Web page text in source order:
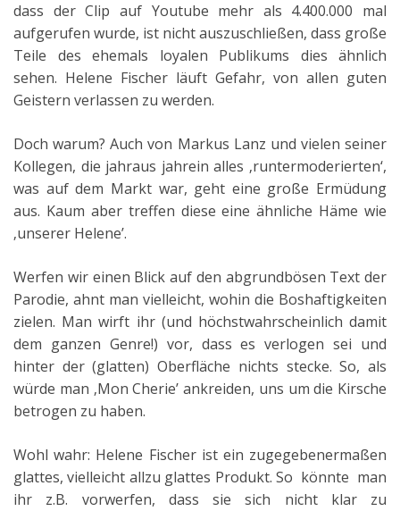
dass der Clip auf Youtube mehr als 4.400.000 mal
aufgerufen wurde, ist nicht auszuschließen, dass große
Teile des ehemals loyalen Publikums dies ähnlich
sehen. Helene Fischer läuft Gefahr, von allen guten
Geistern verlassen zu werden.
Doch warum? Auch von Markus Lanz und vielen seiner
Kollegen, die jahraus jahrein alles ‚runtermoderierten‘,
was auf dem Markt war, geht eine große Ermüdung
aus. Kaum aber treffen diese eine ähnliche Häme wie
‚unserer Helene’.
Werfen wir einen Blick auf den abgrundbösen Text der
Parodie, ahnt man vielleicht, wohin die Boshaftigkeiten
zielen. Man wirft ihr (und höchstwahrscheinlich damit
dem ganzen Genre!) vor, dass es verlogen sei und
hinter der (glatten) Oberfläche nichts stecke. So, als
würde man ‚Mon Cherie’ ankreiden, uns um die Kirsche
betrogen zu haben.
Wohl wahr: Helene Fischer ist ein zugegebenermaßen
glattes, vielleicht allzu glattes Produkt. So könnte man
ihr z.B. vorwerfen, dass sie sich nicht klar zu